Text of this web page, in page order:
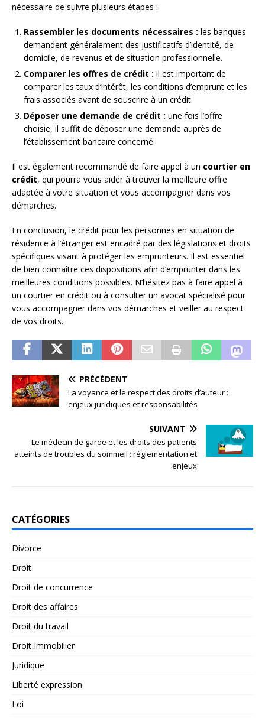
nécessaire de suivre plusieurs étapes :
Rassembler les documents nécessaires : les banques
demandent généralement des justificatifs d’identité, de
domicile, de revenus et de situation professionnelle.
Comparer les offres de crédit : il est important de
comparer les taux d’intérêt, les conditions d’emprunt et les
frais associés avant de souscrire à un crédit.
Déposer une demande de crédit : une fois l’offre
choisie, il suffit de déposer une demande auprès de
l’établissement bancaire concerné.
Il est également recommandé de faire appel à un courtier en
crédit, qui pourra vous aider à trouver la meilleure offre
adaptée à votre situation et vous accompagner dans vos
démarches.
En conclusion, le crédit pour les personnes en situation de
résidence à l’étranger est encadré par des législations et droits
spécifiques visant à protéger les emprunteurs. Il est essentiel
de bien connaître ces dispositions afin d’emprunter dans les
meilleures conditions possibles. N’hésitez pas à faire appel à
un courtier en crédit ou à consulter un avocat spécialisé pour
vous accompagner dans vos démarches et veiller au respect
de vos droits.
PRÉCÉDENT
La voyance et le respect des droits d’auteur :
enjeux juridiques et responsabilités
SUIVANT
Le médecin de garde et les droits des patients
atteints de troubles du sommeil : réglementation et
enjeux
CATÉGORIES
Divorce
Droit
Droit de concurrence
Droit des affaires
Droit du travail
Droit Immobilier
Juridique
Liberté expression
Loi